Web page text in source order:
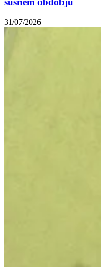
31/07/2026